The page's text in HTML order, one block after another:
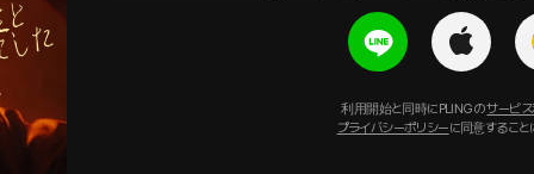
利用開始と同時にPLINGのサービ
プライバシーポリシーに同意すること